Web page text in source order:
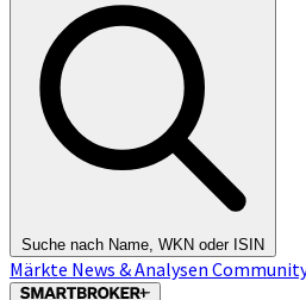
Suche nach Name, WKN oder ISIN
Märkte News & Analysen